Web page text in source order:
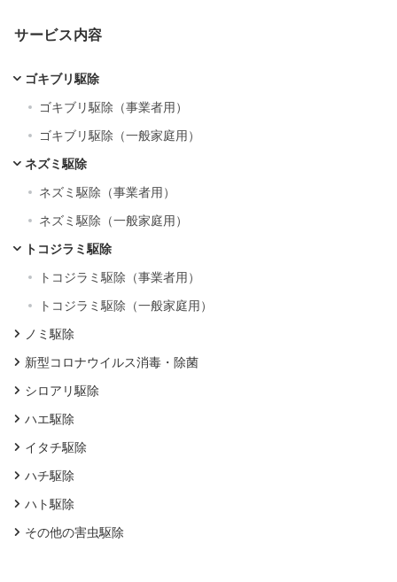
サービス内容
ゴキブリ駆除
ゴキブリ駆除（事業者用）
ゴキブリ駆除（一般家庭用）
ネズミ駆除
ネズミ駆除（事業者用）
ネズミ駆除（一般家庭用）
トコジラミ駆除
トコジラミ駆除（事業者用）
トコジラミ駆除（一般家庭用）
ノミ駆除
新型コロナウイルス消毒・除菌
シロアリ駆除
ハエ駆除
イタチ駆除
ハチ駆除
ハト駆除
その他の害虫駆除